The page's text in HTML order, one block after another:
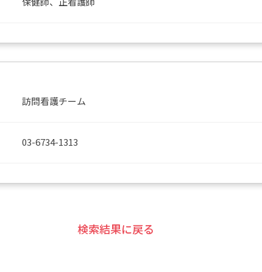
訪問看護チーム
03-6734-1313
検索結果に戻る